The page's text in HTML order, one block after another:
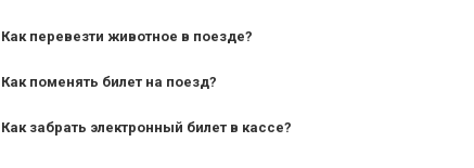
Как перевезти животное в поезде?
Как поменять билет на поезд?
Как забрать электронный билет в кассе?